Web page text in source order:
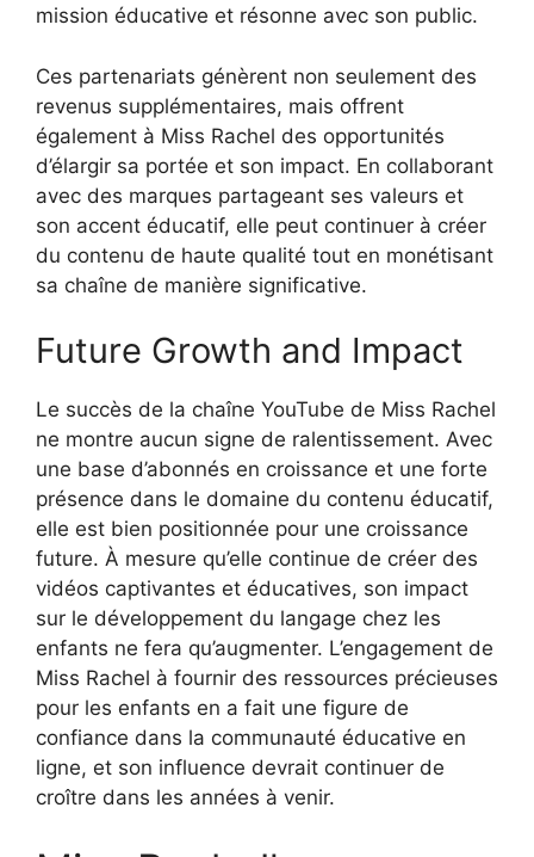
mission éducative et résonne avec son public.
Ces partenariats génèrent non seulement des
revenus supplémentaires, mais offrent
également à Miss Rachel des opportunités
d’élargir sa portée et son impact. En collaborant
avec des marques partageant ses valeurs et
son accent éducatif, elle peut continuer à créer
du contenu de haute qualité tout en monétisant
sa chaîne de manière significative.
Future Growth and Impact
Le succès de la chaîne YouTube de Miss Rachel
ne montre aucun signe de ralentissement. Avec
une base d’abonnés en croissance et une forte
présence dans le domaine du contenu éducatif,
elle est bien positionnée pour une croissance
future. À mesure qu’elle continue de créer des
vidéos captivantes et éducatives, son impact
sur le développement du langage chez les
enfants ne fera qu’augmenter. L’engagement de
Miss Rachel à fournir des ressources précieuses
pour les enfants en a fait une figure de
confiance dans la communauté éducative en
ligne, et son influence devrait continuer de
croître dans les années à venir.